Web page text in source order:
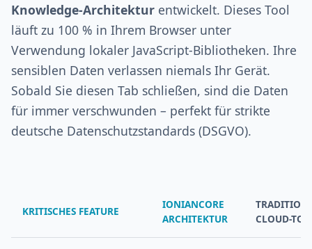
Knowledge-Architektur entwickelt. Dieses Tool
läuft zu 100 % in Ihrem Browser unter
Verwendung lokaler JavaScript-Bibliotheken. Ihre
sensiblen Daten verlassen niemals Ihr Gerät.
Sobald Sie diesen Tab schließen, sind die Daten
für immer verschwunden – perfekt für strikte
deutsche Datenschutzstandards (DSGVO).
KRITISCHES FEATURE
IONIANCORE
ARCHITEKTUR
CLOUD-